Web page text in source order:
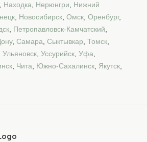
, Находка, Нерюнгри, Нижний
, Новосибирск, Омск, Оренбург,
, Петропавловск-Камчатский,
, Самара, Сыктывкар, Томск,
Ульяновск, Уссурийск, Уфа,
, Чита, Южно-Сахалинск, Якутск,